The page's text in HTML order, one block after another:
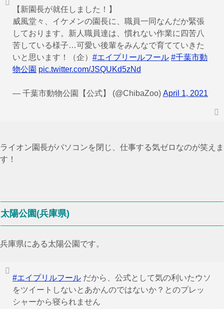
【新園長が就任しました！】
威風堂々、イケメンの園長に、職員一同なんだか緊張
しております。新人職員達は、慣れない作業に四苦八
苦している様子…可愛い後輩をみんなで育てていきた
いと思います！（企） #エイプリールフール #千葉市動
物公園 pic.twitter.com/JSQUKd5zNd
— 千葉市動物公園【公式】 (@ChibaZoo) April 1, 2021
ライオン園長がパソコンを閉じ、仕事する気ゼロなのが笑えま
す！
太陽公園(兵庫県)
兵庫県にある太陽公園です。
#エイプリルフール だから、公式として気の利いたウソ
をツイートしないとあかんのではないか？とのプレッ
シャーから寝られません